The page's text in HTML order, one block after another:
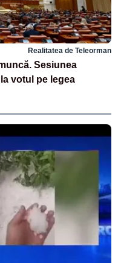
Realitatea de Teleorman
Sesiunea
votul pe legea